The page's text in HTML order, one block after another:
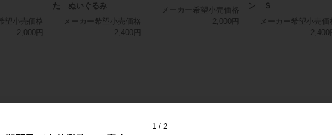
望小売価格
2,000円
た ぬいぐるみ
メーカー希望小売価格
2,400円
メーカー希望小売価格
2,000円
ン Ｓ
メーカー希望小売価
2,400
1 2